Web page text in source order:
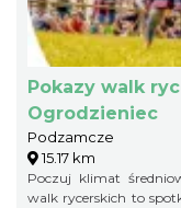
Pokazy walk
Ogrodzieniec
Podzamcze
15.17 km
Poczuj klimat
walk rycerskich to